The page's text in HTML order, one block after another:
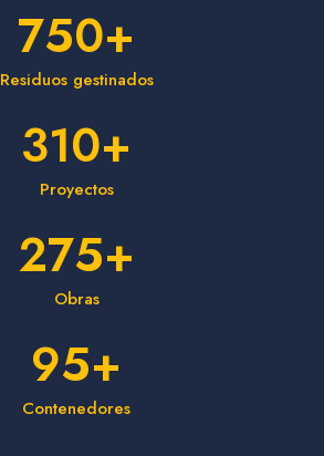
750+
Residuos gestinados
310+
Proyectos
275+
Obras
95+
Contenedores